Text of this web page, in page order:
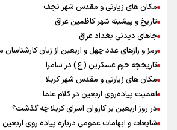
وقتی از وفاق صحبت می‌کنم، منظورم مردم هستند/
شده و متوقف نخواهد شد
رادین زینالی، ملی پوش تکواندو : قدم به قدم تلاش
المپیک برسم
ونس: ایرانی‌ها مذاکره‌کنندگان سرسختی هستند
کانادا دو مظنون تیراندازی در نزدیکی کنسولگری
اردوی تیم ملی تکواندو
در ادامه سیاست جوان‌گرایی در پرسپولیس؛
اضافه شدند
مکان های زیارتی و مقدس شهر نجف
تاریخ و پیشینه شهر کاظمین عراق
جاهای دیدنی بغداد عراق
رمز و رازهای عدد چهل و اربعین از زبان
تاریخچه حرم عسکرین (ع) در سامرا
مکان های زیارتی و مقدس شهر کربلا
اهمیت پیاده‌روی اربعین در کلام علما
در روز اربعین بر کاروان اسرای کربلا چه گذشت؟
شایعات و ابهامات عمومی درباره پیاده روی اربعین ۱۴۰۵